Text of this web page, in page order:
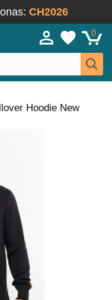
CH2026
0
Hoodie New